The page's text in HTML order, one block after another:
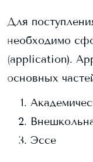
Для
необходимо
(application).
основных
Эссе